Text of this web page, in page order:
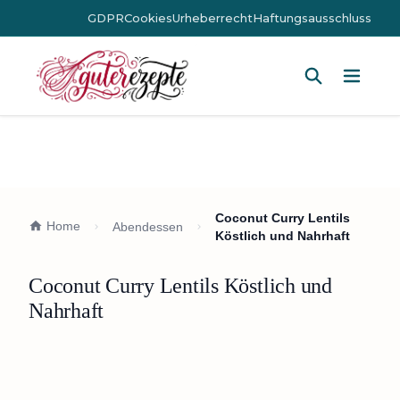
GDPRCookiesUrheberrechtHaftungsausschluss
Home Abendessen
Coconut Curry Lentils
Köstlich und Nahrhaft
Coconut Curry Lentils Köstlich und
Nahrhaft